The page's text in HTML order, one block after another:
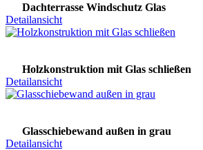
Dachterrasse Windschutz Glas
Detailansicht
Holzkonstruktion mit Glas schließen
Detailansicht
Glasschiebewand außen in grau
Detailansicht